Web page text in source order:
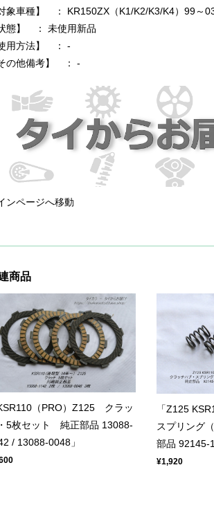
対象車種】 ： KR150ZX（K1/K2/K3/K4）99～
状態】 ： 未使用新品
使用方法】 ： -
その他備考】 ： -
ンページへ移動
商品
KSR110（PRO）Z125 クラッ
5枚セット 純正部品 13088-
/ 13088-0048」
「Z125
スプリング
部品 92145-
¥1,920